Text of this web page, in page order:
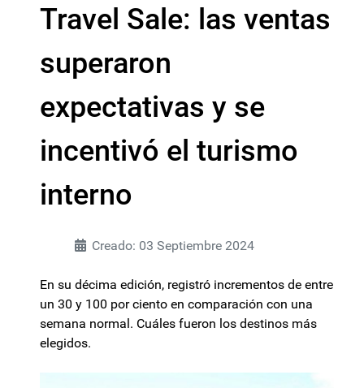
Travel Sale: las ventas
superaron
expectativas y se
incentivó el turismo
interno
Creado: 03 Septiembre 2024
En su décima edición, registró incrementos de entre
un 30 y 100 por ciento en comparación con una
semana normal. Cuáles fueron los destinos más
elegidos.